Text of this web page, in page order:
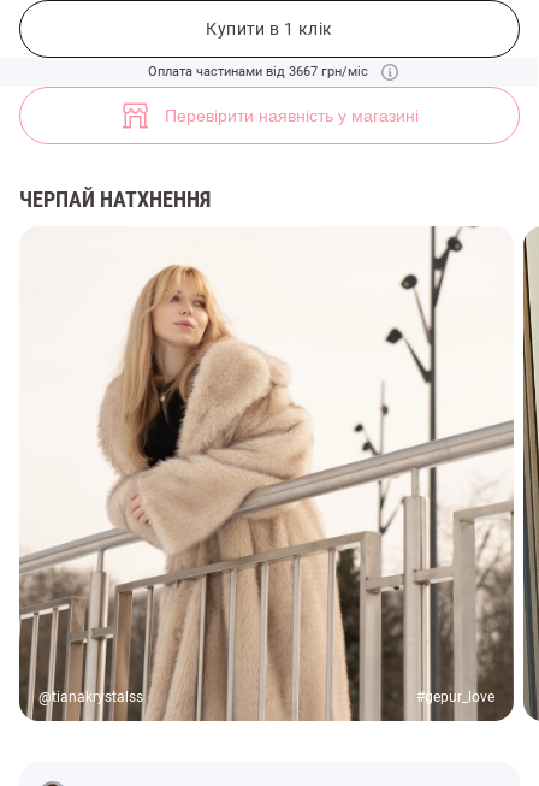
Купити в 1 клік
Оплата частинами від 3667 грн/міс
Перевірити наявність у магазині
ЧЕРПАЙ НАТХНЕННЯ
@tianakrystalss #gepur_love
Коричневе довге пальто зі штучного хутра (арт. 48585) ♡ інтернет-